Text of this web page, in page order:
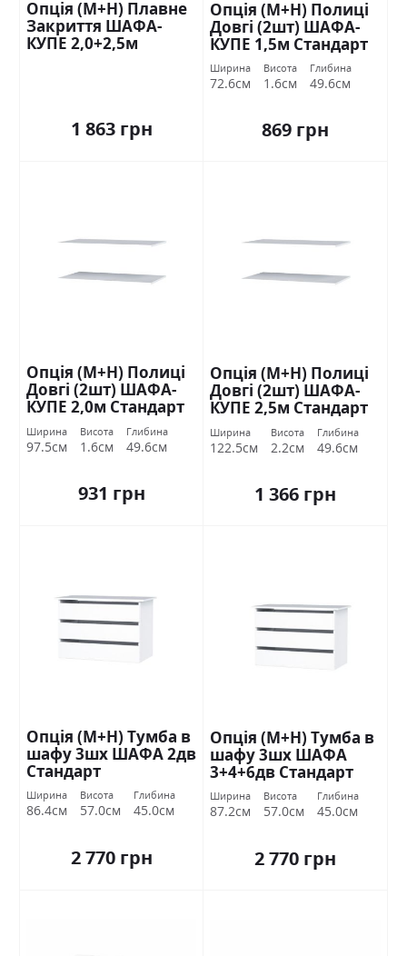
Опція (М+Н) Плавне
Закриття ШАФА-
КУПЕ 2,0+2,5м
1 863 грн
Опція (М+Н) Полиці
Довгі (2шт) ШАФА-
КУПЕ 1,5м Стандарт
Ширина
72.6см
Висота
1.6см
Глибина
49.6см
869 грн
Опція (М+Н) Полиці
Довгі (2шт) ШАФА-
КУПЕ 2,0м Стандарт
Ширина
97.5см
Висота
1.6см
Глибина
49.6см
931 грн
Опція (М+Н) Полиці
Довгі (2шт) ШАФА-
КУПЕ 2,5м Стандарт
Ширина
122.5см
Висота
2.2см
Глибина
49.6см
1 366 грн
Опція (М+Н) Тумба в
шафу 3шх ШАФА 2дв
Стандарт
Ширина
86.4см
Висота
57.0см
Глибина
45.0см
2 770 грн
Опція (М+Н) Тумба в
шафу 3шх ШАФА
3+4+6дв Стандарт
Ширина
87.2см
Висота
57.0см
Глибина
45.0см
2 770 грн